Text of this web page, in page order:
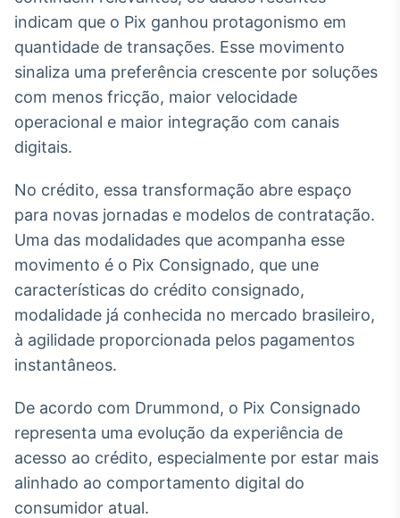
Tokenização
de ativos
Em breve
Em breve
indicam que o Pix ganhou protagonismo em
quantidade de transações. Esse movimento
sinaliza uma preferência crescente por soluções
com menos fricção, maior velocidade
operacional e maior integração com canais
digitais.
No crédito, essa transformação abre espaço
para novas jornadas e modelos de contratação.
Uma das modalidades que acompanha esse
movimento é o Pix Consignado, que une
características do crédito consignado,
modalidade já conhecida no mercado brasileiro,
à agilidade proporcionada pelos pagamentos
instantâneos.
De acordo com Drummond, o Pix Consignado
representa uma evolução da experiência de
acesso ao crédito, especialmente por estar mais
alinhado ao comportamento digital do
consumidor atual.